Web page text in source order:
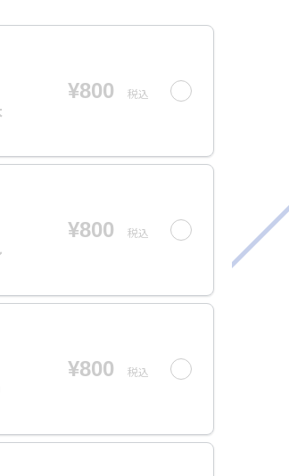
¥800 税込
¥800 税込
¥800 税込